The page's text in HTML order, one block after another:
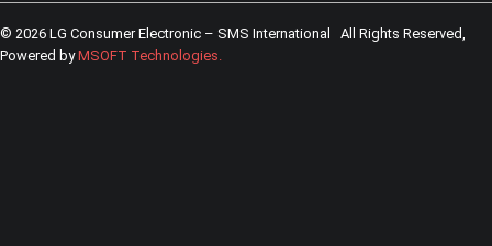
© 2026 LG Consumer Electronic – SMS International All Rights Reserved,
Powered byMSOFT Technologies.